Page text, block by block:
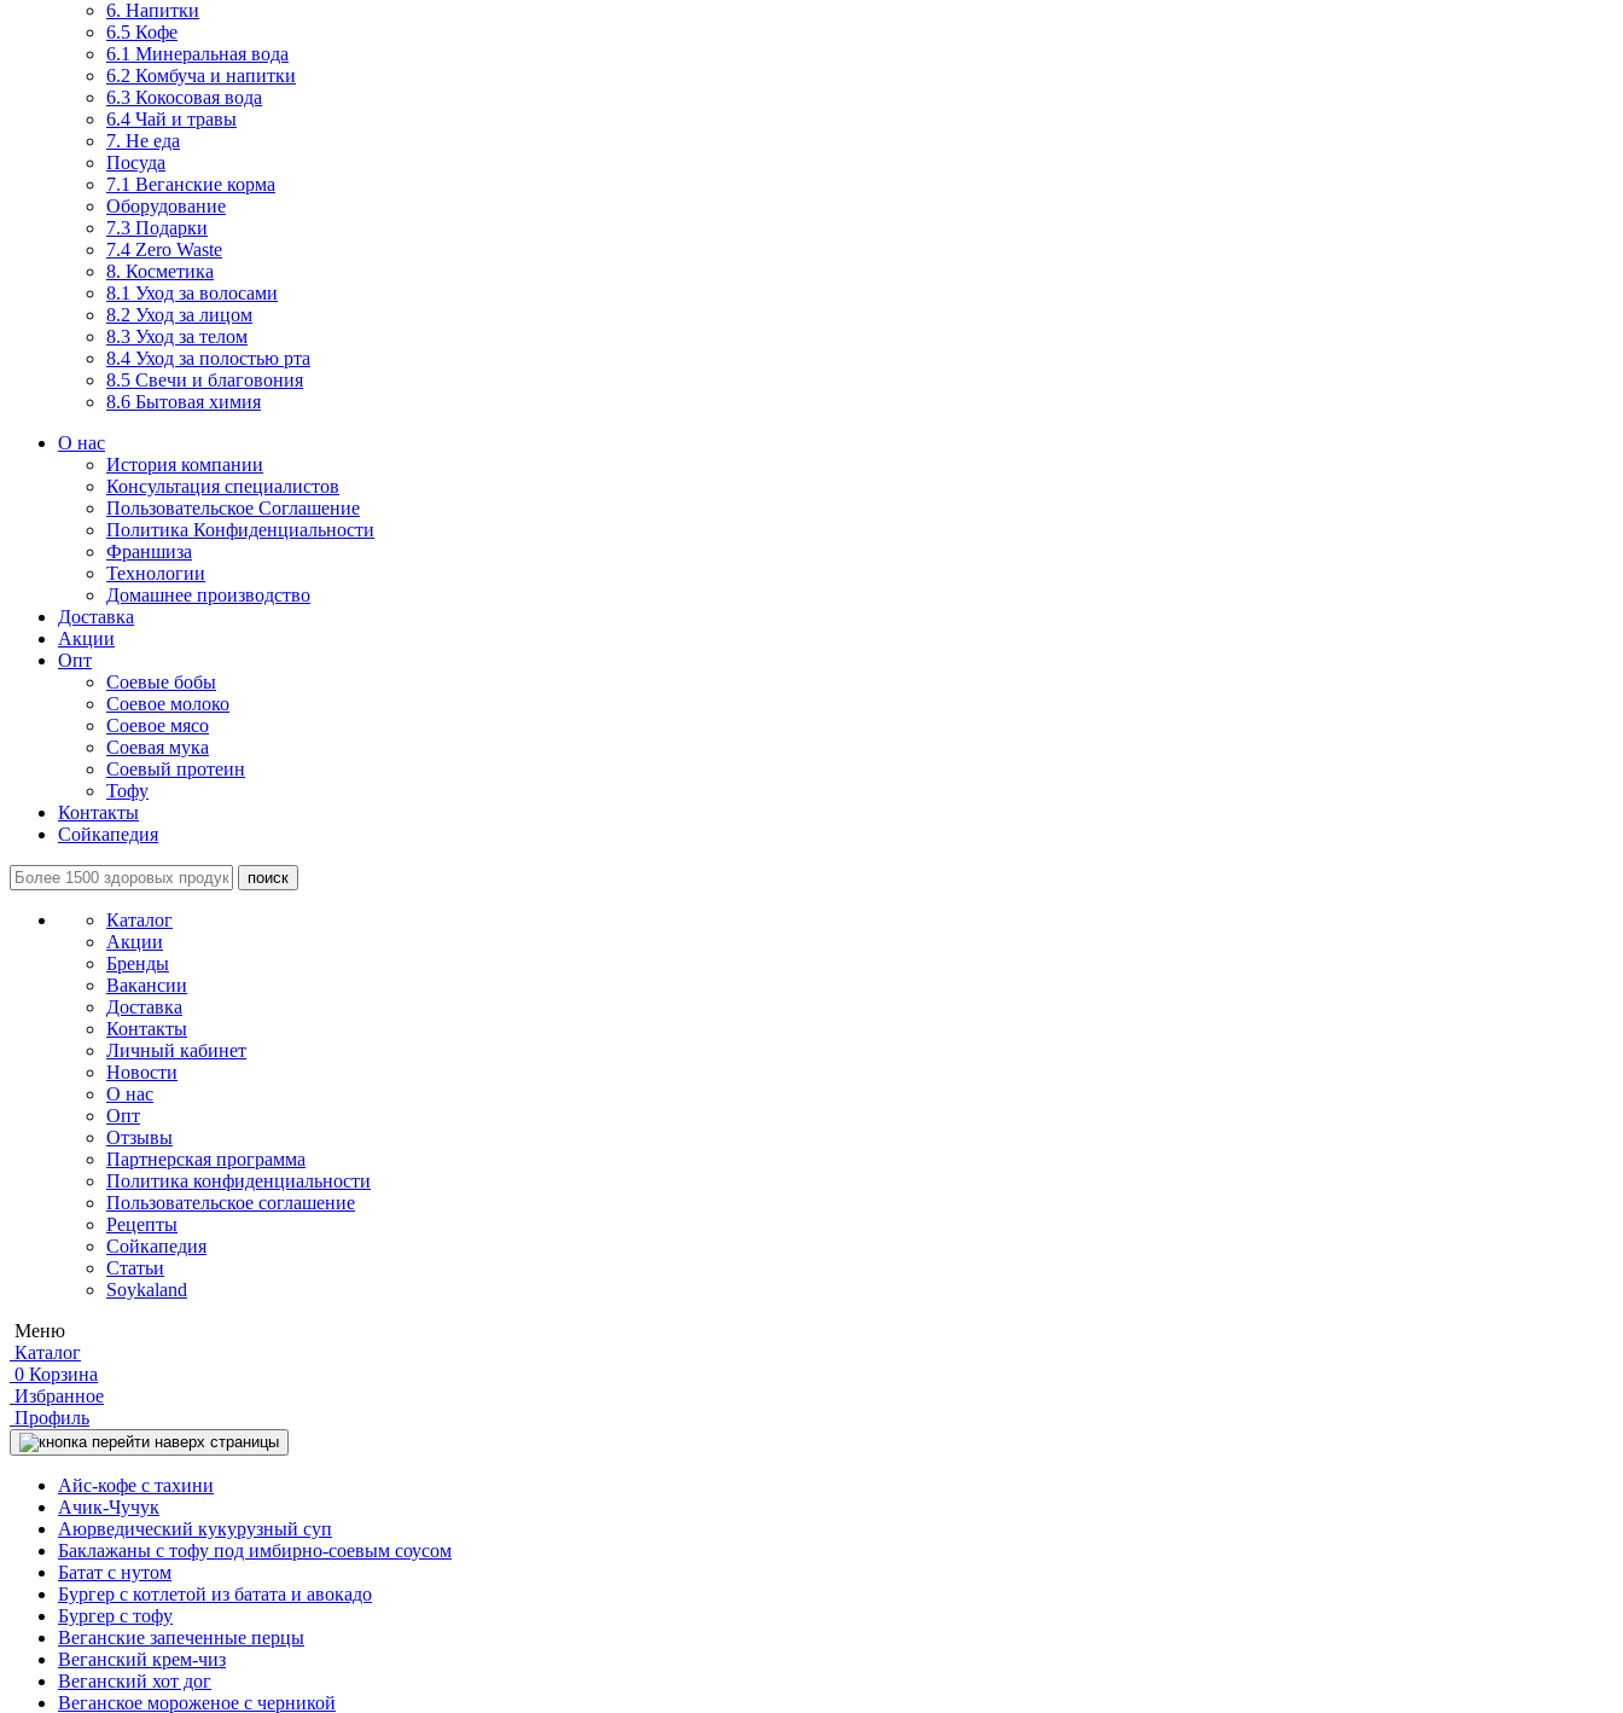
6. Напитки
6.5 Кофе
6.1 Минеральная вода
6.2 Комбуча и напитки
6.3 Кокосовая вода
6.4 Чай и травы
7. Не еда
Посуда
7.1 Веганские корма
Оборудование
7.3 Подарки
7.4 Zero Waste
8. Косметика
8.1 Уход за волосами
8.2 Уход за лицом
8.3 Уход за телом
8.4 Уход за полостью рта
8.5 Свечи и благовония
8.6 Бытовая химия
О нас
История компании
Консультация специалистов
Пользовательское Соглашение
Политика Конфиденциальности
Франшиза
Технологии
Домашнее производство
Доставка
Акции
Опт
Соевые бобы
Соевое молоко
Соевое мясо
Соевая мука
Соевый протеин
Тофу
Контакты
Сойкапедия
поиск
Каталог
Акции
Бренды
Вакансии
Доставка
Контакты
Личный кабинет
Новости
О нас
Опт
Отзывы
Партнерская программа
Политика конфиденциальности
Пользовательское соглашение
Рецепты
Сойкапедия
Статьи
Soykaland
Меню
Каталог
0 Корзина
Избранное
Профиль
Айс-кофе с тахини
Ачик-Чучук
Аюрведический кукурузный суп
Баклажаны с тофу под имбирно-соевым соусом
Батат с нутом
Бургер с котлетой из батата и авокадо
Бургер с тофу
Веганские запеченные перцы
Веганский крем-чиз
Веганский хот дог
Веганское мороженое с черникой